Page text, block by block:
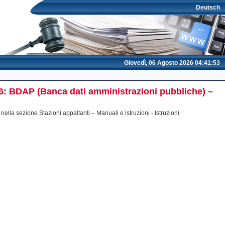
Deutsch
Giovedì, 06 Agosto 2026 04:41:53
BDAP (Banca dati amministrazioni pubbliche) –
sezione Stazioni appaltanti – Manuali e istruzioni - Istruzioni